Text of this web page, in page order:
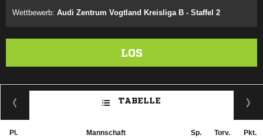
Wettbewerb: Audi Zentrum Vogtland Kreisliga B - Staffel 2
LOS
TABELLE
Pl. Mannschaft Sp. Torv. Pkt.